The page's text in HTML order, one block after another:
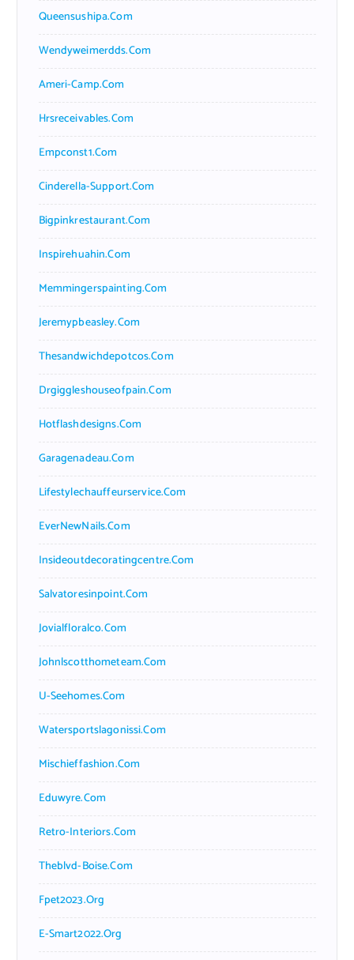
Queensushipa.com
Wendyweimerdds.com
Ameri-Camp.com
Hrsreceivables.com
Empconst1.com
Cinderella-Support.com
Bigpinkrestaurant.com
Inspirehuahin.com
Memmingerspainting.com
Jeremypbeasley.com
Thesandwichdepotcos.com
Drgiggleshouseofpain.com
Hotflashdesigns.com
Garagenadeau.com
Lifestylechauffeurservice.com
EverNewNails.com
Insideoutdecoratingcentre.com
Salvatoresinpoint.com
Jovialfloralco.com
Johnlscotthometeam.com
U-Seehomes.com
Watersportslagonissi.com
Mischieffashion.com
Eduwyre.com
Retro-Interiors.com
Theblvd-Boise.com
Fpet2023.org
E-Smart2022.org